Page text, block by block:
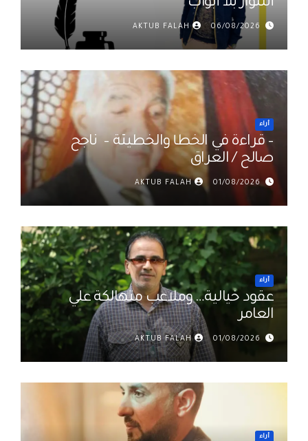
أسوار بلا أبواب
06/08/2026
AKTUB FALAH
أراء
– قراءة في الخطأ والخطيئة – ناجح
صالح / العراق
01/08/2026
AKTUB FALAH
أراء
عقود خيالية… وملاعب متهالكة علي
العامر
01/08/2026
AKTUB FALAH
أراء